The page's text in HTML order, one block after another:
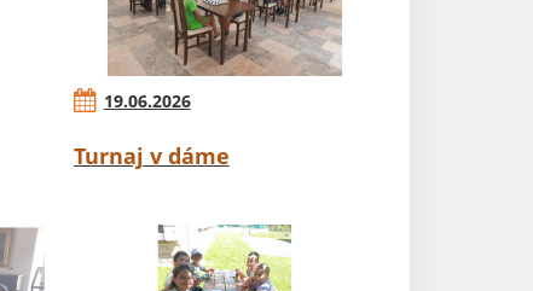
19.06.2026
Turnaj v dáme